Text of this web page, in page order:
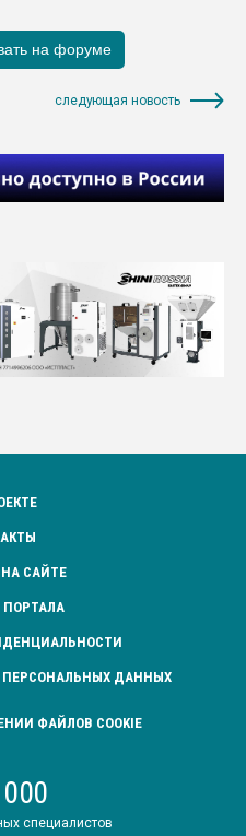
следующая новость
САЙТЕ
ПОРТАЛА
ПЕРСОНАЛЬНЫХ ДАННЫХ
ФАЙЛОВ COOKIE
специалистов